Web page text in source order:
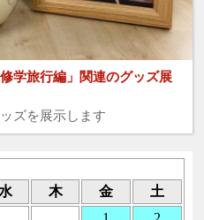
学旅行編」関連のグッズ展
ズを展示します